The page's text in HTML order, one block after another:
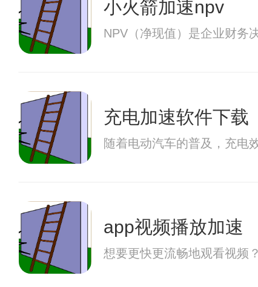
小火箭加速npv
NPV（净现值）是企业财务
充电加速软件下载
随着电动汽车的普及，充电
app视频播放加速
想要更快更流畅地观看视频